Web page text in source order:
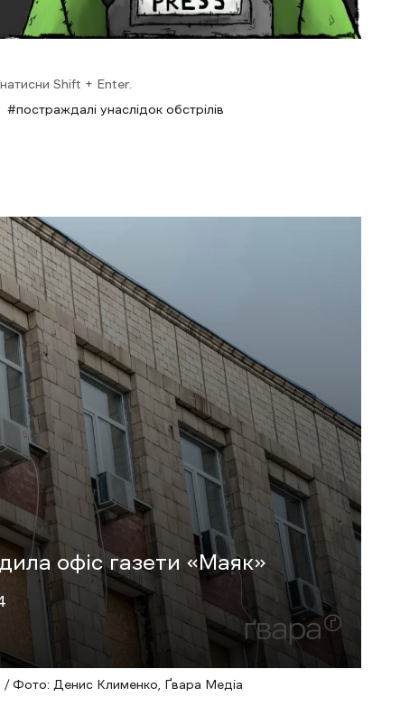
Shift + Enter.
постраждалі унаслідок обстрілів
офіс газети «Маяк»
/ Фото: Денис Клименко, Ґвара Медіа